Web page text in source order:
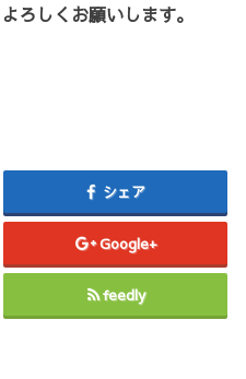
ろしくお願いします。
シェア
Google+
feedly